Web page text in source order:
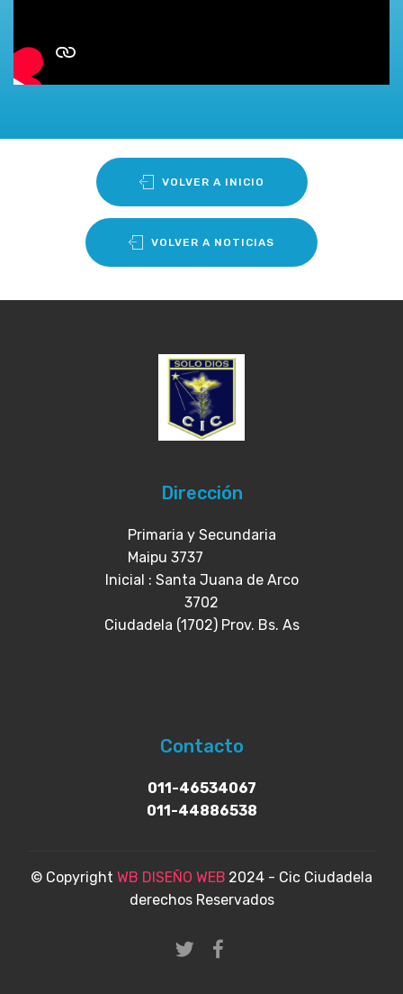
VOLVER A INICIO
VOLVER A NOTICIAS
Dirección
Primaria y Secundaria
Maipu 3737
Inicial : Santa Juana de Arco
3702
Ciudadela (1702) Prov. Bs. As
Contacto
011-46534067
011-44886538
© Copyright WB DISEÑO WEB 2024 - Cic Ciudadela
derechos Reservados